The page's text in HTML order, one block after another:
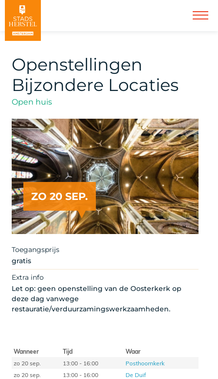
Openstellingen
Bijzondere Locaties
Open huis
ZO 20 SEP.
Toegangsprijs
gratis
Extra info
Let op: geen openstelling van de Oosterkerk op
deze dag vanwege
restauratie/verduurzamingswerkzaamheden.
Wanneer Tijd
Waar
zo 20 sep.
13:00 - 16:00
Posthoornkerk
zo 20 sep.
13:00 - 16:00
De Duif